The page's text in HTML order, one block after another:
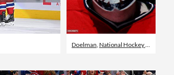
Doelman National Hockey League